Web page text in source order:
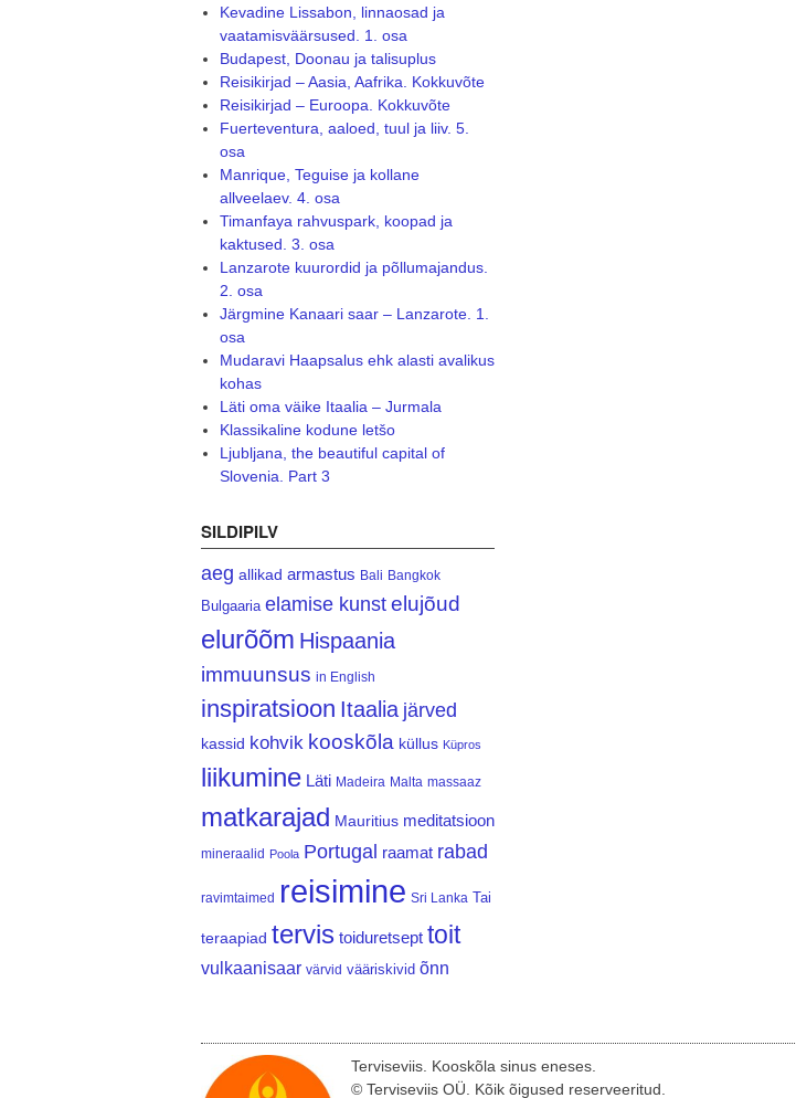
Kevadine Lissabon, linnaosad ja
vaatamisväärsused. 1. osa
Budapest, Doonau ja talisuplus
Reisikirjad – Aasia, Aafrika. Kokkuvõte
Reisikirjad – Euroopa. Kokkuvõte
Fuerteventura, aaloed, tuul ja liiv. 5.
osa
Manrique, Teguise ja kollane
allveelaev. 4. osa
Timanfaya rahvuspark, koopad ja
kaktused. 3. osa
Lanzarote kuurordid ja põllumajandus.
2. osa
Järgmine Kanaari saar – Lanzarote. 1.
osa
Mudaravi Haapsalus ehk alasti avalikus
kohas
Läti oma väike Itaalia – Jurmala
Klassikaline kodune letšo
Ljubljana, the beautiful capital of
Slovenia. Part 3
SILDIPILV
aeg allikad armastus Bali Bangkok
Bulgaaria elamise kunst elujõud
elurõõm Hispaania
immuunsus in English
inspiratsioon Itaalia järved
kassid kohvik kooskõla küllus Küpros
liikumine Läti Madeira Malta massaaz
matkarajad Mauritius meditatsioon
mineraalid Poola Portugal raamat rabad
ravimtaimed reisimine Sri Lanka Tai
teraapiad tervis toiduretsept toit
vulkaanisaar värvid vääriskivid õnn
Terviseviis. Kooskõla sinus eneses.
© Terviseviis OÜ. Kõik õigused reserveeritud.